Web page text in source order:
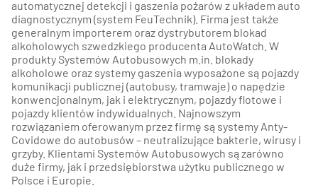
automatycznej detekcji i gaszenia pożarów z układem auto
diagnostycznym (system FeuTechnik). Firma jest także
generalnym importerem oraz dystrybutorem blokad
alkoholowych szwedzkiego producenta AutoWatch. W
produkty Systemów Autobusowych m.in. blokady
alkoholowe oraz systemy gaszenia wyposażone są pojazdy
komunikacji publicznej (autobusy, tramwaje) o napędzie
konwencjonalnym, jak i elektrycznym, pojazdy flotowe i
pojazdy klientów indywidualnych. Najnowszym
rozwiązaniem oferowanym przez firmę są systemy Anty-
Covidowe do autobusów – neutralizujące bakterie, wirusy i
grzyby. Klientami Systemów Autobusowych są zarówno
duże firmy, jak i przedsiębiorstwa użytku publicznego w
Polsce i Europie.